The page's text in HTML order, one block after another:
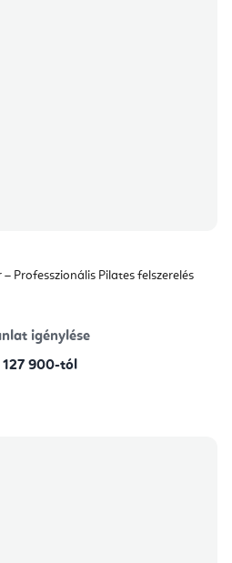
– Professzionális Pilates felszerelés
igénylése
127 900-tól